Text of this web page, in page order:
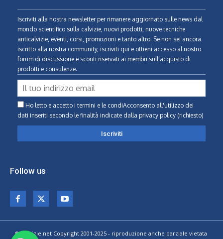
Iscriviti alla nostra newsletter per rimanere aggiornato sulle news dal
mondo scientifico sulla calvizie, nuovi prodotti, nuove tecniche
anticalvizie, eventi, corsi, promozioni e tanto altro. Se non sei ancora
iscritto alla nostra community, iscriviti qui e ottieni accesso al nostro
forum di discussione e sconti riservati ai membri sull’acquisto di
prodotti e consulenze.
Ho letto e accetto i termini e le condiAcconsento all'utilizzo dei
dati inseriti secondo le finalità indicate dalla privacy policy (richiesto)
Follow us
© Calvizie.net Copyright 2001-2025 - riproduzione anche parziale vietata